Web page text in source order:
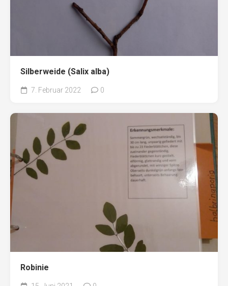
Silberweide (Salix alba)
7. Februar 2022 0
Robinie